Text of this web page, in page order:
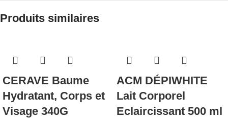
Produits similaires
CERAVE Baume
Hydratant, Corps et
Visage 340G
ACM DÉPIWHITE
Lait Corporel
Eclaircissant 500 ml